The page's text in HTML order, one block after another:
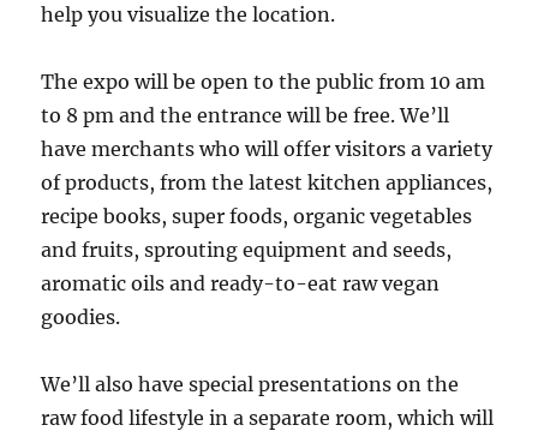
help you visualize the location.
The expo will be open to the public from 10 am
to 8 pm and the entrance will be free. We’ll
have merchants who will offer visitors a variety
of products, from the latest kitchen appliances,
recipe books, super foods, organic vegetables
and fruits, sprouting equipment and seeds,
aromatic oils and ready-to-eat raw vegan
goodies.
We’ll also have special presentations on the
raw food lifestyle in a separate room, which will